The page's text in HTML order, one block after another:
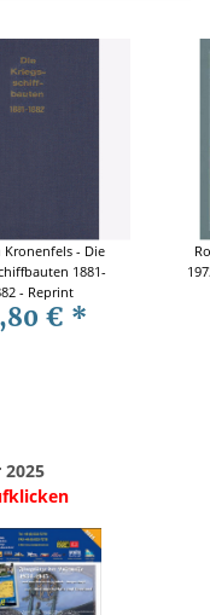
Kronenfels - Die
1881-
- Reprint
€ *